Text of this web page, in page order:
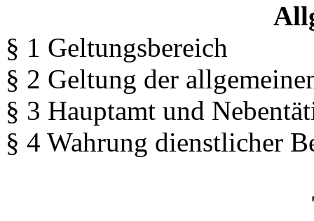
§ 1 Geltungsbereich
§ 2 Geltung der
§ 3 Hauptamt und
§ 4 Wahrung dienstlicher